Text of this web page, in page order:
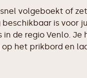
volgeboekt of
is voor
de regio Venlo.
het prikbord en